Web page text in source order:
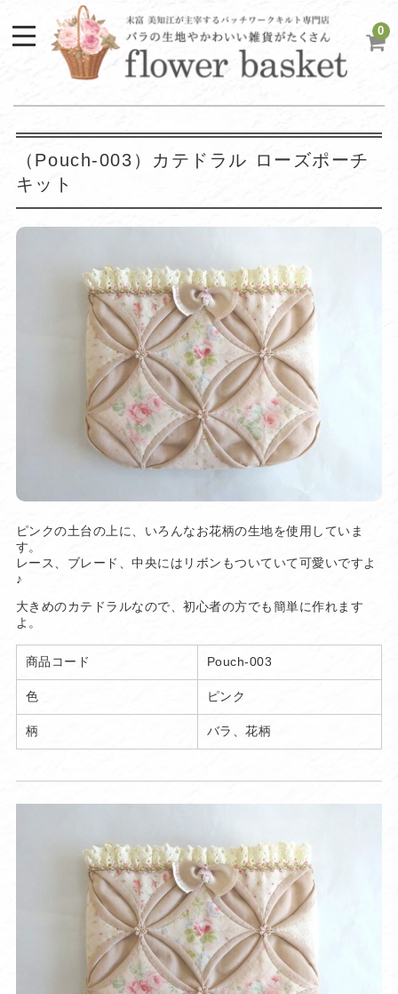
0
（Pouch-003）カテドラル ローズポーチ
キット
ピンクの土台の上に、いろんなお花柄の生地を使用していま
す。
レース、ブレード、中央にはリボンもついていて可愛いですよ
♪
大きめのカテドラルなので、初心者の方でも簡単に作れます
よ。
商品コード Pouch-003
色 ピンク
柄 バラ、花柄